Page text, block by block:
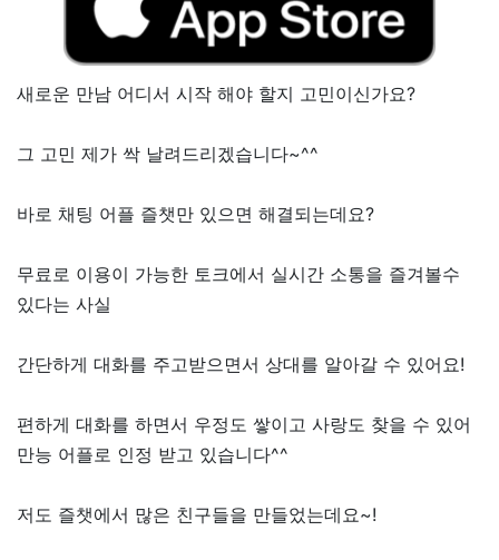
새로운 만남 어디서 시작 해야 할지 고민이신가요?
그 고민 제가 싹 날려드리겠습니다~^^
바로 채팅 어플 즐챗만 있으면 해결되는데요?
무료로 이용이 가능한 토크에서 실시간 소통을 즐겨볼수
있다는 사실
간단하게 대화를 주고받으면서 상대를 알아갈 수 있어요!
편하게 대화를 하면서 우정도 쌓이고 사랑도 찾을 수 있어
만능 어플로 인정 받고 있습니다^^
저도 즐챗에서 많은 친구들을 만들었는데요~!